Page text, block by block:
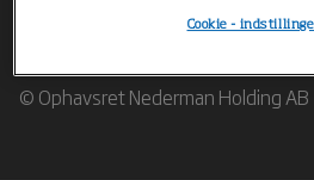
© Ophavsret Nederman Holding AB
Cookie -